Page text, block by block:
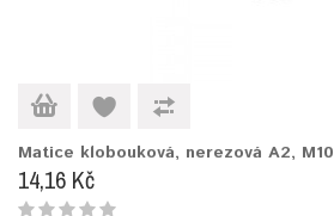
Matice klobouková, nerezová A2, M10
14,16 Kč